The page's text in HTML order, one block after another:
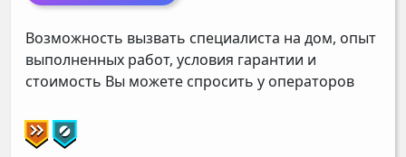
Возможность вызвать специалиста на дом, опыт
выполненных работ, условия гарантии и
стоимость Вы можете спросить у операторов